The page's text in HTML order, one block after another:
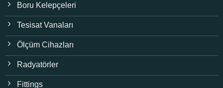
Boru Kelepçeleri
Tesisat Vanaları
Ölçüm Cihazları
Radyatörler
Fittings